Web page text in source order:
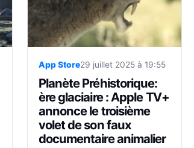
App Store29 juillet 2025 à 19:55
Planète Préhistorique:
ère glaciaire : Apple TV+
annonce le troisième
volet de son faux
documentaire animalier